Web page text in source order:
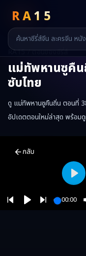
RA15
RA15 / ตอนของซีรี่ส์
แม่ทัพหานซูคื
ซับไทย
ดู แม่ทัพหานซูคืนถิ่น ตอนที่
อัปเดตตอนใหม่ล่าสุด พร้อม
กลับ
00:00
Play
RA15 เป็นเว็บไซต์ดูซีรี่ส์
RA15 Drama
RA15 Drama
รวมซีรี่ส์จีน ละครสั้น
RA15 Drama